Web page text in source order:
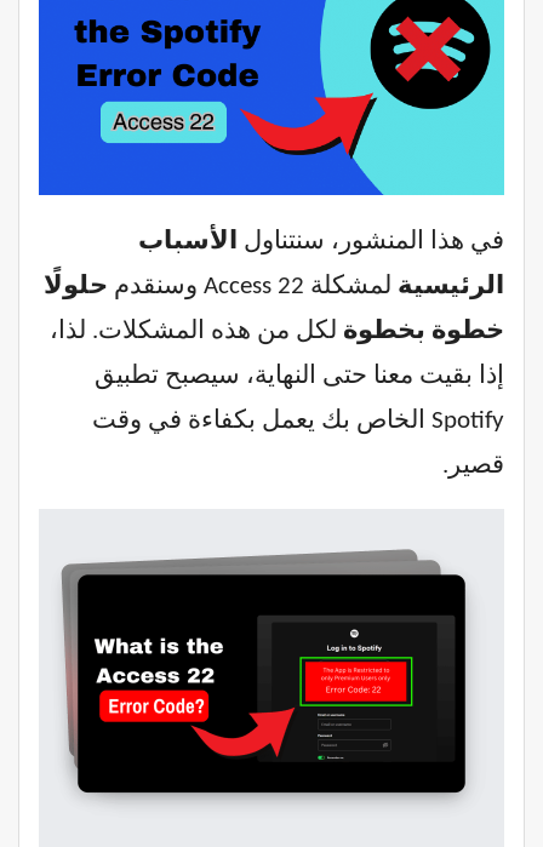
في هذا المنشور، سنتناول
الأسباب
الرئيسية لمشكلة Access 22 وسنقدم
حلولًا
خطوة بخطوة لكل من هذه المشكلات. لذا،
إذا بقيت معنا حتى النهاية، سيصبح تطبيق
Spotify الخاص بك يعمل بكفاءة في وقت
قصير.